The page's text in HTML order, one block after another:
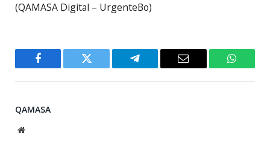
(QAMASA Digital – UrgenteBo)
Facebook Twitter Telegram Email
QAMASA
Website